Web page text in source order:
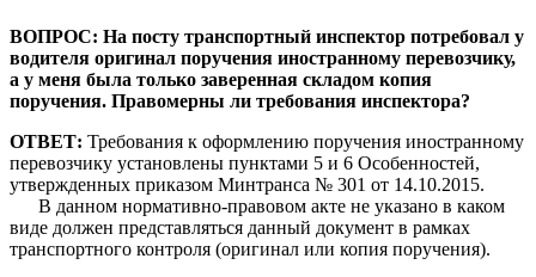
ВОПРОС: На посту транспортный инспектор потребовал у
водителя оригинал поручения иностранному перевозчику,
а у меня была только заверенная складом копия
поручения. Правомерны ли требования инспектора?
ОТВЕТ: Требования к оформлению поручения иностранному
перевозчику установлены пунктами 5 и 6 Особенностей,
утвержденных приказом Минтранса № 301 от 14.10.2015.
В данном нормативно-правовом акте не указано в каком
виде должен представляться данный документ в рамках
транспортного контроля (оригинал или копия поручения).